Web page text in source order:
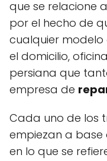
que se relacione
por el hecho de
cualquier modelo
el domicilio,
persiana que
empresa de
Cada uno de los
empiezan a base
en lo que se